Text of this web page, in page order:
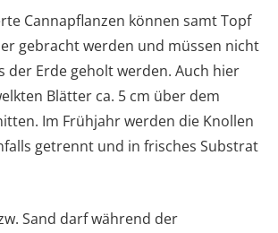
Cannapflanzen können samt Topf
gebracht werden und müssen nicht
der Erde geholt werden. Auch hier
Blätter ca. 5 cm über dem
Im Frühjahr werden die Knollen
getrennt und in frisches Substrat
Sand darf während der